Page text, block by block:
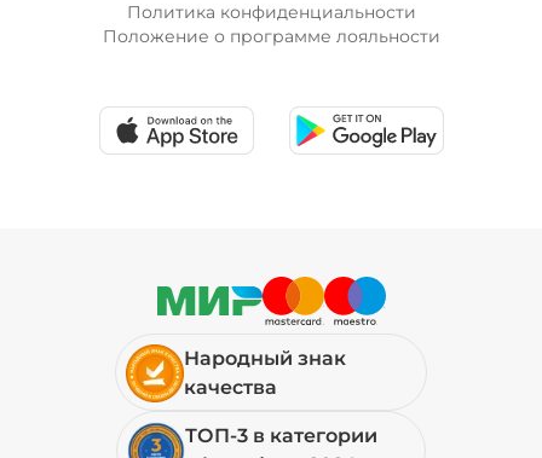
Политика конфиденциальности
Положение о программе лояльности
Народный знак
качества
ТОП-3 в категории